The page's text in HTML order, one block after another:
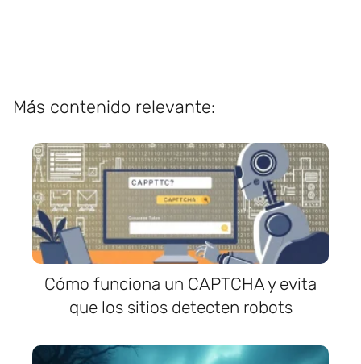
Más contenido relevante:
Cómo funciona un CAPTCHA y evita
que los sitios detecten robots